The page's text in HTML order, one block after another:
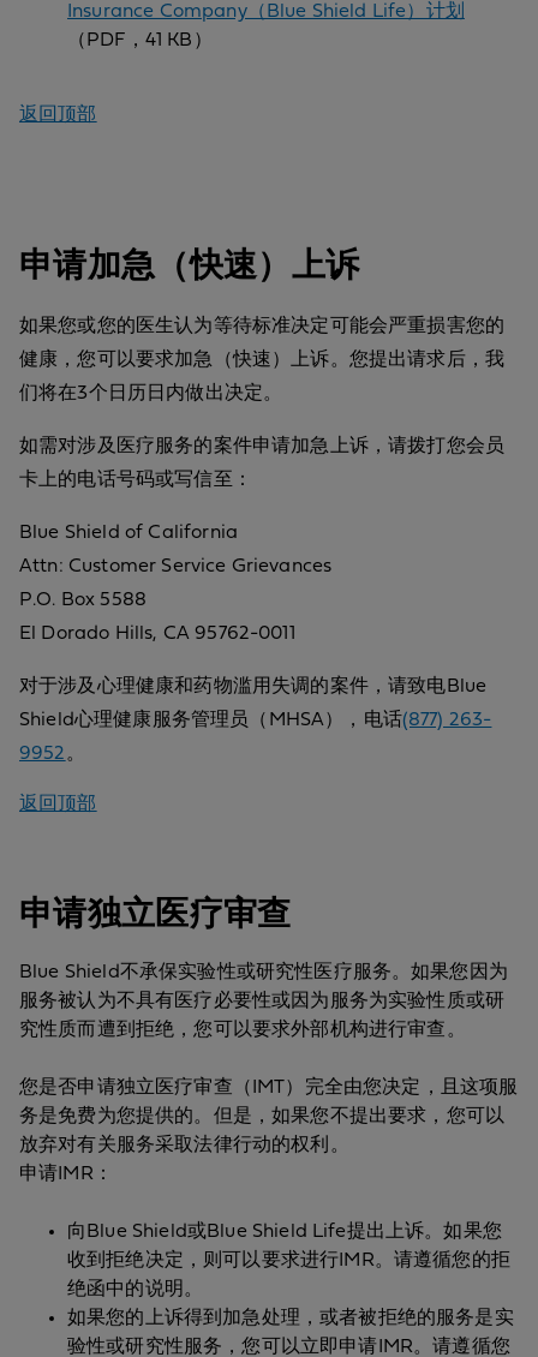
Insurance Company（Blue Shield Life）计划
（PDF，41 KB）
返回顶部
申请加急（快速）上诉
如果您或您的医生认为等待标准决定可能会严重损害您的
健康，您可以要求加急（快速）上诉。您提出请求后，我
们将在3个日历日内做出决定。
如需对涉及医疗服务的案件申请加急上诉，请拨打您会员
卡上的电话号码或写信至：
Blue Shield of California
Attn: Customer Service Grievances
P.O. Box 5588
El Dorado Hills, CA 95762-0011
对于涉及心理健康和药物滥用失调的案件，请致电Blue
Shield心理健康服务管理员（MHSA），电话(877) 263-
9952 。
返回顶部
申请独立医疗审查
Blue Shield不承保实验性或研究性医疗服务。如果您因为
服务被认为不具有医疗必要性或因为服务为实验性质或研
究性质而遭到拒绝，您可以要求外部机构进行审查。
您是否申请独立医疗审查（IMT）完全由您决定，且这项服
务是免费为您提供的。但是，如果您不提出要求，您可以
放弃对有关服务采取法律行动的权利。
申请IMR：
向Blue Shield或Blue Shield Life提出上诉。如果您
收到拒绝决定，则可以要求进行IMR。请遵循您的拒
绝函中的说明。
如果您的上诉得到加急处理，或者被拒绝的服务是实
验性或研究性服务，您可以立即申请IMR。请遵循您